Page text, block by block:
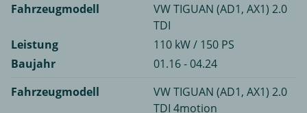
Fahrzeugmodell
VW TIGUAN (AD1, AX1) 2.0
TDI
Leistung
110 kW / 150 PS
Baujahr
01.16 - 04.24
Fahrzeugmodell
VW TIGUAN (AD1, AX1) 2.0
TDI 4motion